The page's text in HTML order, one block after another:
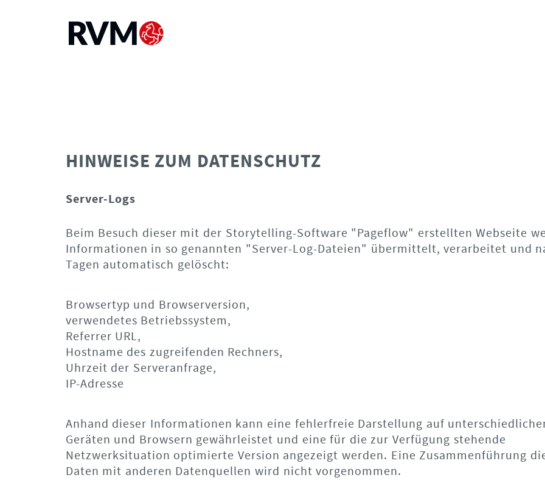
HINWEISE ZUM DATENSCHUTZ
Server-Logs
Beim Besuch dieser mit der Storytelling-Software "Pageflow" erstellten Webseite
Informationen in so genannten "Server-Log-Dateien" übermittelt, verarbeitet und
Tagen automatisch gelöscht:
Browsertyp und Browserversion,
verwendetes Betriebssystem,
Referrer URL,
Hostname des zugreifenden Rechners,
Uhrzeit der Serveranfrage,
IP-Adresse
Anhand dieser Informationen kann eine fehlerfreie Darstellung auf
Geräten und Browsern gewährleistet und eine für die zur Verfügung stehende
Netzwerksituation optimierte Version angezeigt werden. Eine Zusammenführung
Daten mit anderen Datenquellen wird nicht vorgenommen.